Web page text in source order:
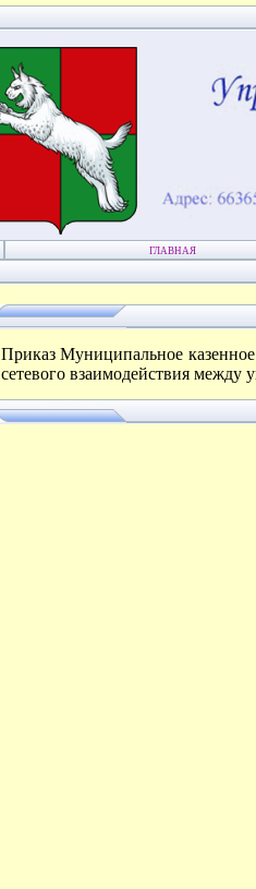
ГЛАВНАЯ
Приказ Муниципальное
сетевого взаимодействия между